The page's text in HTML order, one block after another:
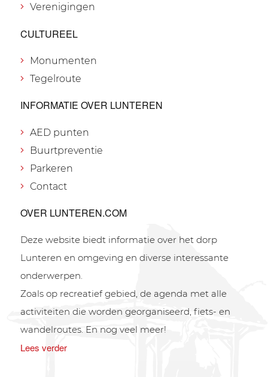
Verenigingen
CULTUREEL
Monumenten
Tegelroute
INFORMATIE OVER LUNTEREN
AED punten
Buurtpreventie
Parkeren
Contact
OVER LUNTEREN.COM
Deze website biedt informatie over het dorp
Lunteren en omgeving en diverse interessante
onderwerpen.
Zoals op recreatief gebied, de agenda met alle
activiteiten die worden georganiseerd, fiets- en
wandelroutes. En nog veel meer!
Lees verder